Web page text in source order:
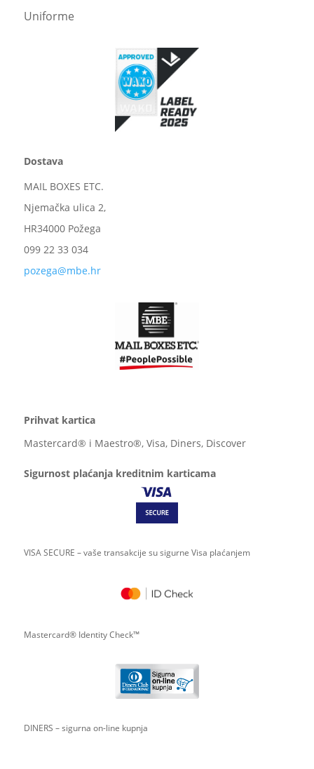
Uniforme
Dostava
MAIL BOXES ETC.
Njemačka ulica 2,
HR34000 Požega
099 22 33 034
pozega@mbe.hr
Prihvat kartica
Mastercard® i Maestro®, Visa, Diners, Discover
Sigurnost plaćanja kreditnim karticama
VISA SECURE – vaše transakcije su sigurne Visa plaćanjem
Mastercard® Identity Check™
DINERS – sigurna on-line kupnja